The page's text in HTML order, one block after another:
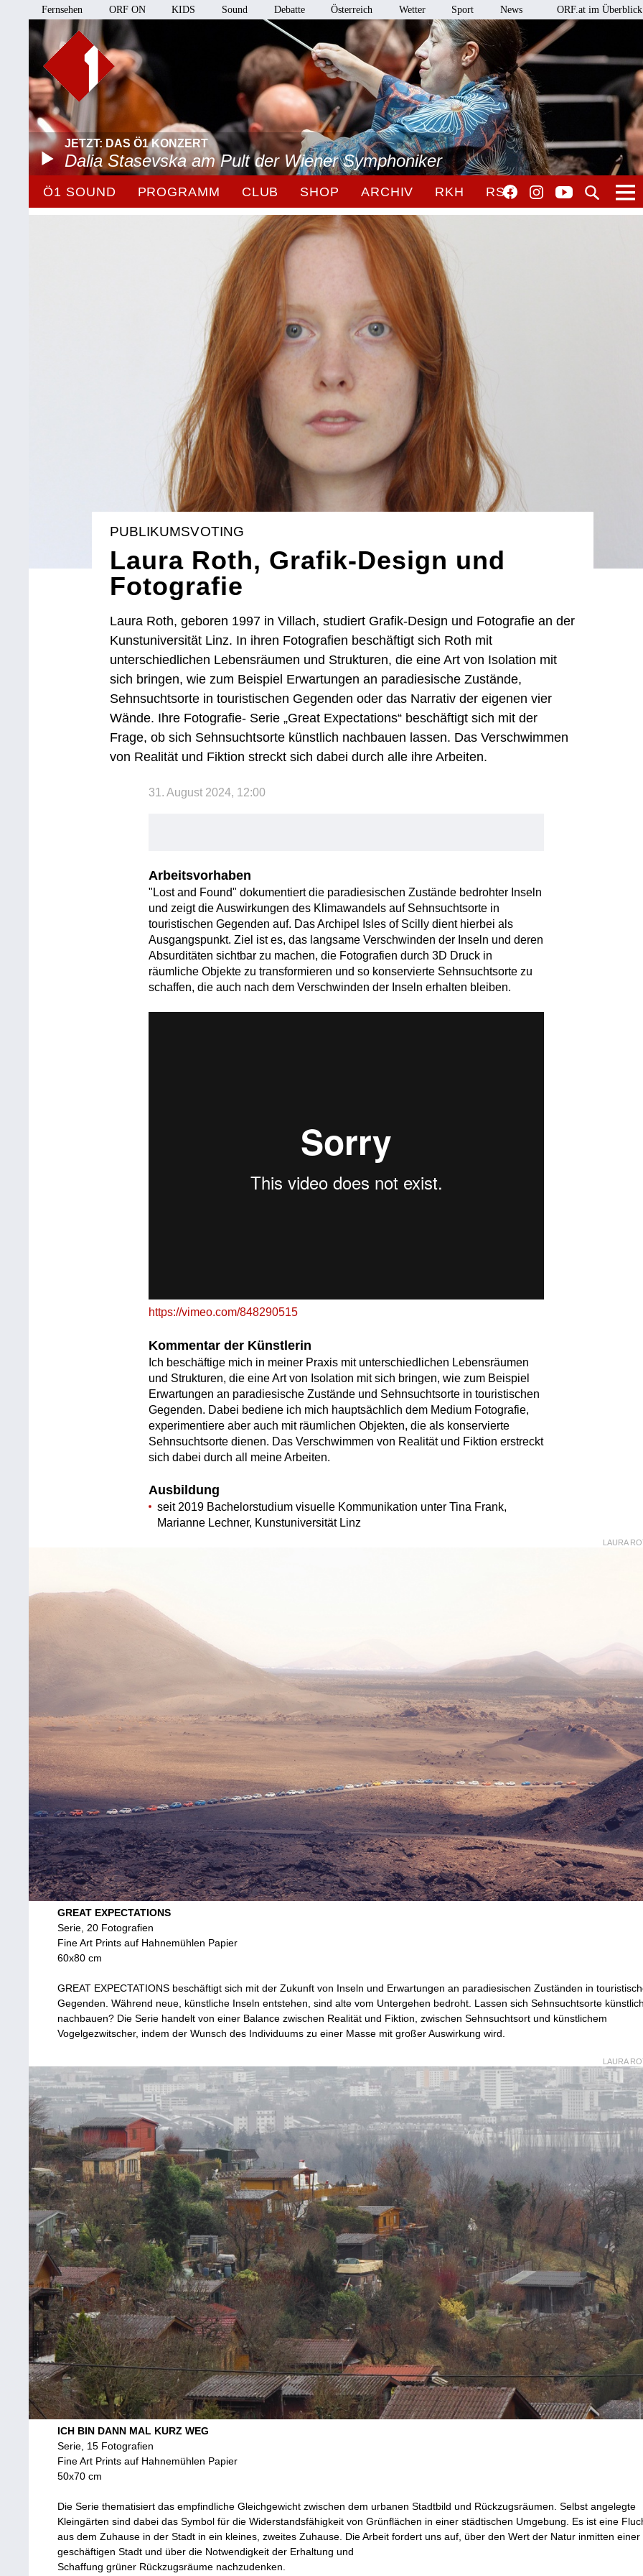
Fernsehen ORF ON KIDS Sound Debatte Österreich Wetter Sport News ORF.at im Überblick
JETZT: DAS Ö1 KONZERT
Dalia Stasevska am Pult der Wiener Symphoniker
Ö1 SOUND PROGRAMM CLUB SHOP ARCHIV RKH RSO
PUBLIKUMSVOTING
Laura Roth, Grafik-Design und
Fotografie
Laura Roth, geboren 1997 in Villach, studiert Grafik-Design und Fotografie an der
Kunstuniversität Linz. In ihren Fotografien beschäftigt sich Roth mit
unterschiedlichen Lebensräumen und Strukturen, die eine Art von Isolation mit
sich bringen, wie zum Beispiel Erwartungen an paradiesische Zustände,
Sehnsuchtsorte in touristischen Gegenden oder das Narrativ der eigenen vier
Wände. Ihre Fotografie- Serie „Great Expectations“ beschäftigt sich mit der
Frage, ob sich Sehnsuchtsorte künstlich nachbauen lassen. Das Verschwimmen
von Realität und Fiktion streckt sich dabei durch alle ihre Arbeiten.
31. August 2024, 12:00
Arbeitsvorhaben
"Lost and Found" dokumentiert die paradiesischen Zustände bedrohter Inseln
und zeigt die Auswirkungen des Klimawandels auf Sehnsuchtsorte in
touristischen Gegenden auf. Das Archipel Isles of Scilly dient hierbei als
Ausgangspunkt. Ziel ist es, das langsame Verschwinden der Inseln und deren
Absurditäten sichtbar zu machen, die Fotografien durch 3D Druck in
räumliche Objekte zu transformieren und so konservierte Sehnsuchtsorte zu
schaffen, die auch nach dem Verschwinden der Inseln erhalten bleiben.
https://vimeo.com/848290515
Kommentar der Künstlerin
Ich beschäftige mich in meiner Praxis mit unterschiedlichen Lebensräumen
und Strukturen, die eine Art von Isolation mit sich bringen, wie zum Beispiel
Erwartungen an paradiesische Zustände und Sehnsuchtsorte in touristischen
Gegenden. Dabei bediene ich mich hauptsächlich dem Medium Fotografie,
experimentiere aber auch mit räumlichen Objekten, die als konservierte
Sehnsuchtsorte dienen. Das Verschwimmen von Realität und Fiktion erstreckt
sich dabei durch all meine Arbeiten.
Ausbildung
seit 2019 Bachelorstudium visuelle Kommunikation unter Tina Frank,
Marianne Lechner, Kunstuniversität Linz
GREAT EXPECTATIONS
Serie, 20 Fotografien
Fine Art Prints auf Hahnemühlen Papier
60x80 cm
GREAT EXPECTATIONS beschäftigt sich mit der Zukunft von Inseln und Erwartungen an paradiesischen Zuständen in
Gegenden. Während neue, künstliche Inseln entstehen, sind alte vom Untergehen bedroht. Lassen sich Sehnsuchtsorte
nachbauen? Die Serie handelt von einer Balance zwischen Realität und Fiktion, zwischen Sehnsuchtsort und künstlichem
Vogelgezwitscher, indem der Wunsch des Individuums zu einer Masse mit großer Auswirkung wird.
LAURA
ICH BIN DANN MAL KURZ WEG
Serie, 15 Fotografien
Fine Art Prints auf Hahnemühlen Papier
50x70 cm
Die Serie thematisiert das empfindliche Gleichgewicht zwischen dem urbanen Stadtbild und Rückzugsräumen. Selbst angelegte
Kleingärten sind dabei das Symbol für die Widerstandsfähigkeit von Grünflächen in einer städtischen Umgebung. Es ist eine
aus dem Zuhause in der Stadt in ein kleines, zweites Zuhause. Die Arbeit fordert uns auf, über den Wert der Natur inmitten einer
geschäftigen Stadt und über die Notwendigkeit der Erhaltung und
Schaffung grüner Rückzugsräume nachzudenken.
LAURA